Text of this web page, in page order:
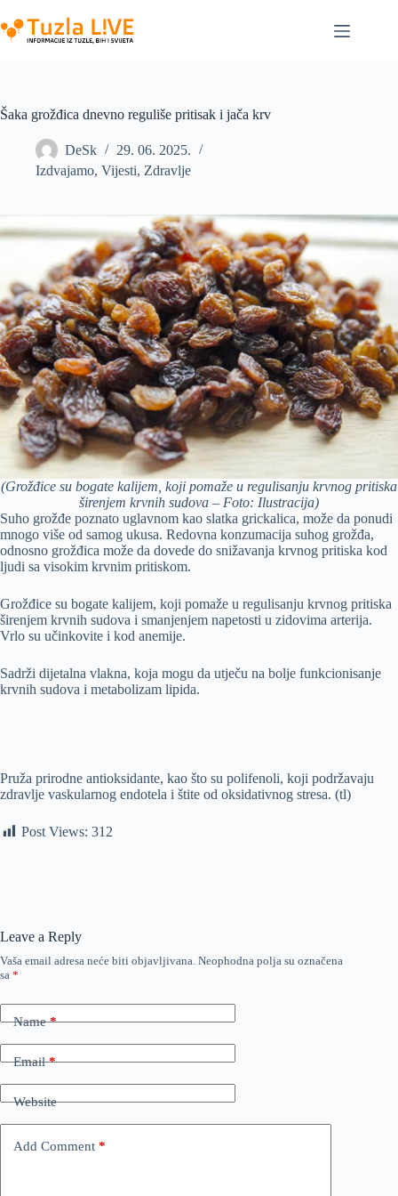
to
content
Šaka grožđica dnevno reguliše pritisak i jača krv
DeSk
29. 06. 2025.
Izdvajamo, Vijesti, Zdravlje
(Grožđice su bogate kalijem, koji pomaže u regulisanju krvnog pritiska
širenjem krvnih sudova – Foto: Ilustracija)
Suho grožđe poznato uglavnom kao slatka grickalica, može da ponudi
mnogo više od samog ukusa. Redovna konzumacija suhog grožđa,
odnosno grožđica može da dovede do snižavanja krvnog pritiska kod
ljudi sa visokim krvnim pritiskom.
Grožđice su bogate kalijem, koji pomaže u regulisanju krvnog pritiska
širenjem krvnih sudova i smanjenjem napetosti u zidovima arterija.
Vrlo su učinkovite i kod anemije.
Sadrži dijetalna vlakna, koja mogu da utječu na bolje funkcionisanje
krvnih sudova i metabolizam lipida.
Pruža prirodne antioksidante, kao što su polifenoli, koji podržavaju
zdravlje vaskularnog endotela i štite od oksidativnog stresa. (tl)
Post Views: 312
Leave a Reply
Vaša email adresa neće biti objavljivana. Neophodna polja su označena
sa *
Name*
Email*
Website
Add Comment *